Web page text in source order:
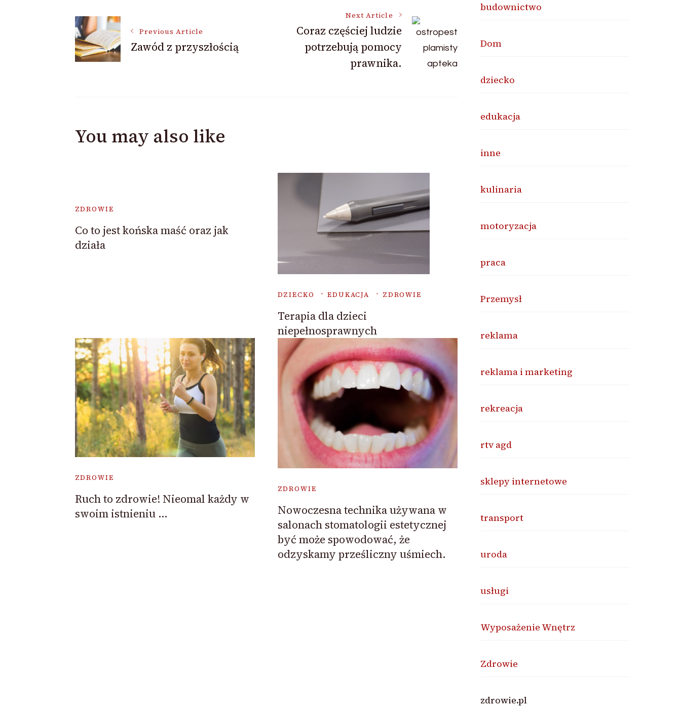
Post
Navigation
Previous Article
Zawód z przyszłością
Next Article
Coraz częściej ludzie
potrzebują pomocy
prawnika.
You may also like
ZDROWIE
Co to jest końska maść oraz jak
działa
DZIECKO EDUKACJA ZDROWIE
Terapia dla dzieci
niepełnosprawnych
ZDROWIE
Ruch to zdrowie! Nieomal każdy w
swoim istnieniu …
ZDROWIE
Nowoczesna technika używana w
salonach stomatologii estetycznej
być może spowodować, że
odzyskamy prześliczny uśmiech.
budownictwo
Dom
dziecko
edukacja
inne
kulinaria
motoryzacja
praca
Przemysł
reklama
reklama i marketing
rekreacja
rtv agd
sklepy internetowe
transport
uroda
usługi
Wyposażenie Wnętrz
Zdrowie
zdrowie.pl